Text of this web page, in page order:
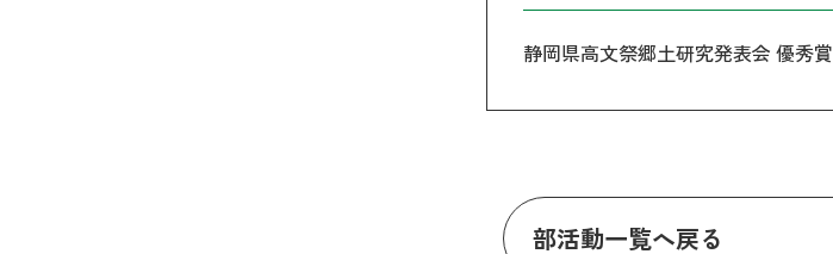
静岡県高文祭郷土研究発表会 優秀賞
部活動一覧へ戻る